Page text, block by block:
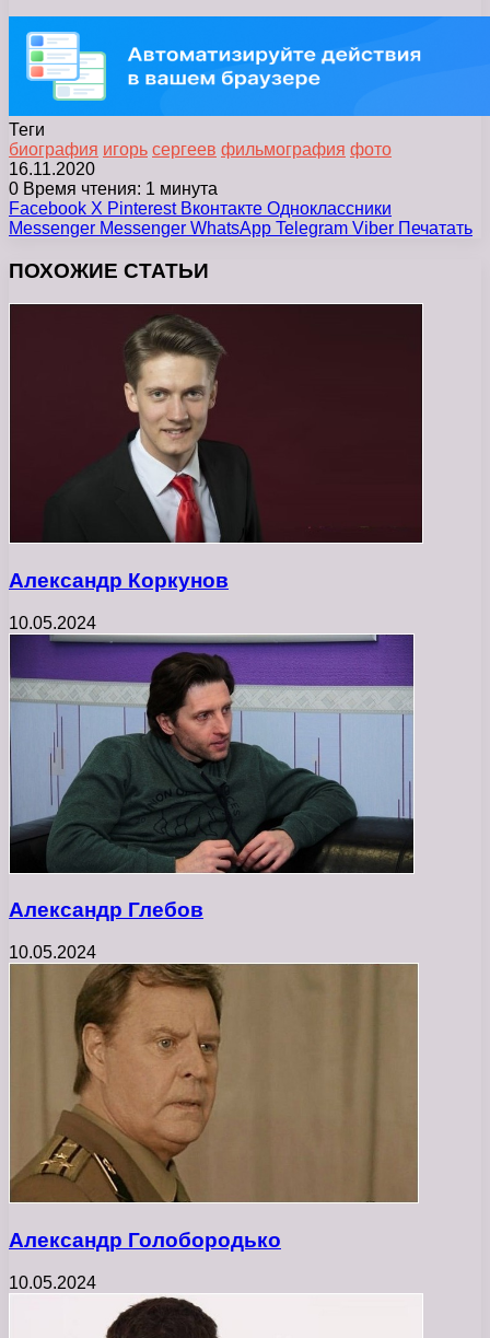
Теги
биография игорь сергеев фильмография фото
16.11.2020
0 Время чтения: 1 минута
Facebook X Pinterest Вконтакте Одноклассники
Messenger Messenger WhatsApp Telegram Viber Печатать
ПОХОЖИЕ СТАТЬИ
Александр Коркунов
10.05.2024
Александр Глебов
10.05.2024
Александр Голобородько
10.05.2024